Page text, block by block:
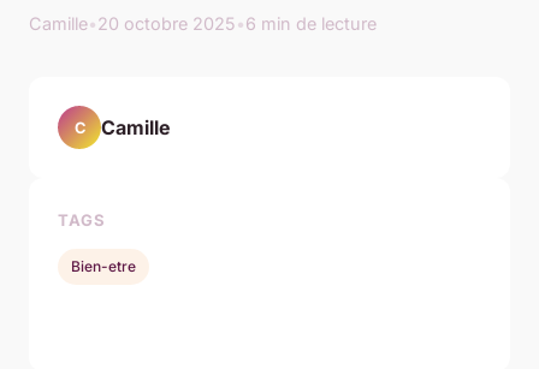
Camille•20 octobre 2025•6 min de lecture
C Camille
TAGS
Bien-etre